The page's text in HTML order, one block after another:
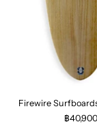
Firewire
฿40,900